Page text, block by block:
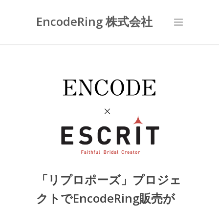
EncodeRing 株式会社
「リプロポーズ」プロジェ
クトでEncodeRing販売が